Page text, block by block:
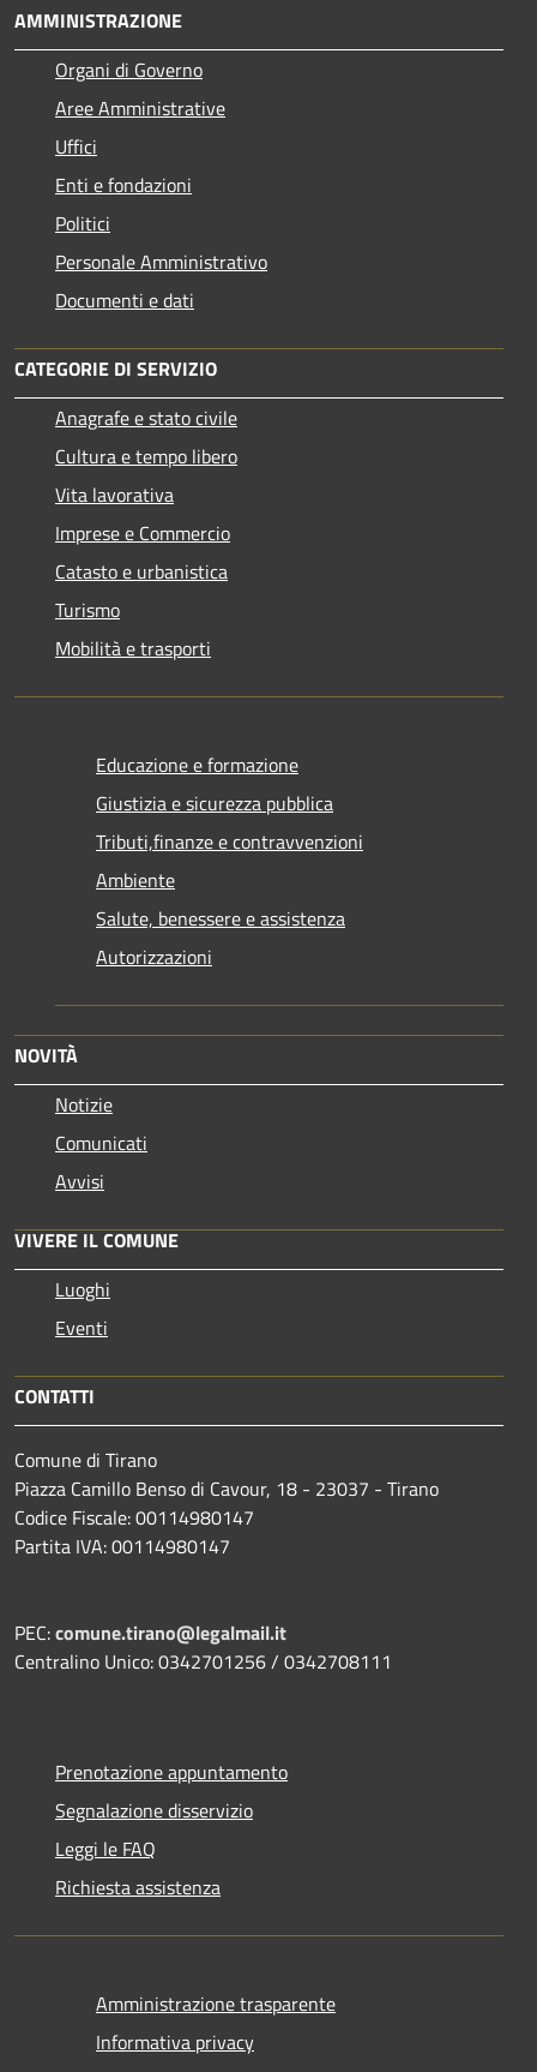
AMMINISTRAZIONE
Organi di Governo
Aree Amministrative
Uffici
Enti e fondazioni
Politici
Personale Amministrativo
Documenti e dati
CATEGORIE DI SERVIZIO
Anagrafe e stato civile
Cultura e tempo libero
Vita lavorativa
Imprese e Commercio
Catasto e urbanistica
Turismo
Mobilità e trasporti
Educazione e formazione
Giustizia e sicurezza pubblica
Tributi,finanze e contravvenzioni
Ambiente
Salute, benessere e assistenza
Autorizzazioni
NOVITÀ
Notizie
Comunicati
Avvisi
VIVERE IL COMUNE
Luoghi
Eventi
CONTATTI
Comune di Tirano
Piazza Camillo Benso di Cavour, 18 - 23037 - Tirano
Codice Fiscale: 00114980147
Partita IVA: 00114980147
PEC:comune.tirano@legalmail.it
Centralino Unico: 0342701256 / 0342708111
Prenotazione appuntamento
Segnalazione disservizio
Leggi le FAQ
Richiesta assistenza
Amministrazione trasparente
Informativa privacy